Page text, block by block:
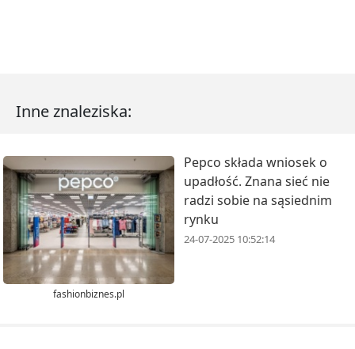
Inne znaleziska:
fashionbiznes.pl
Pepco składa wniosek o
upadłość. Znana sieć nie
radzi sobie na sąsiednim
rynku
24-07-2025 10:52:14